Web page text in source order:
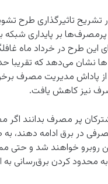
تاثیرگذاری طرح
بر پایداری شبکه
این طرح در خرداد ماه
نشان می‌دهد که تقریبا
پاداش مدیریت مصرف
نیز کاهش یافت.
پر مصرف بدانند
در برق ادامه دهند، به
خواهند شد و حتی
محدود کردن برق‌رسانی به